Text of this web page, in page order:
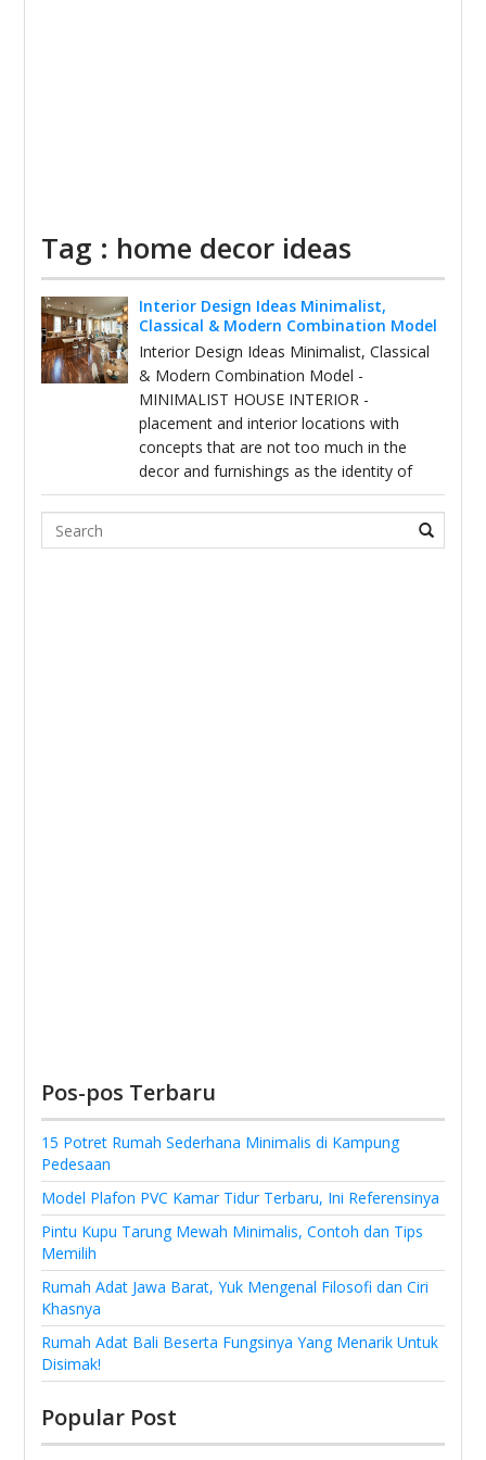
Tag : home decor ideas
Interior Design Ideas Minimalist,
Classical & Modern Combination Model
Interior Design Ideas Minimalist, Classical
& Modern Combination Model -
MINIMALIST HOUSE INTERIOR -
placement and interior locations with
concepts that are not too much in the
decor and furnishings as the identity of
Search
Pos-pos Terbaru
15 Potret Rumah Sederhana Minimalis di Kampung
Pedesaan
Model Plafon PVC Kamar Tidur Terbaru, Ini Referensinya
Pintu Kupu Tarung Mewah Minimalis, Contoh dan Tips
Memilih
Rumah Adat Jawa Barat, Yuk Mengenal Filosofi dan Ciri
Khasnya
Rumah Adat Bali Beserta Fungsinya Yang Menarik Untuk
Disimak!
Popular Post